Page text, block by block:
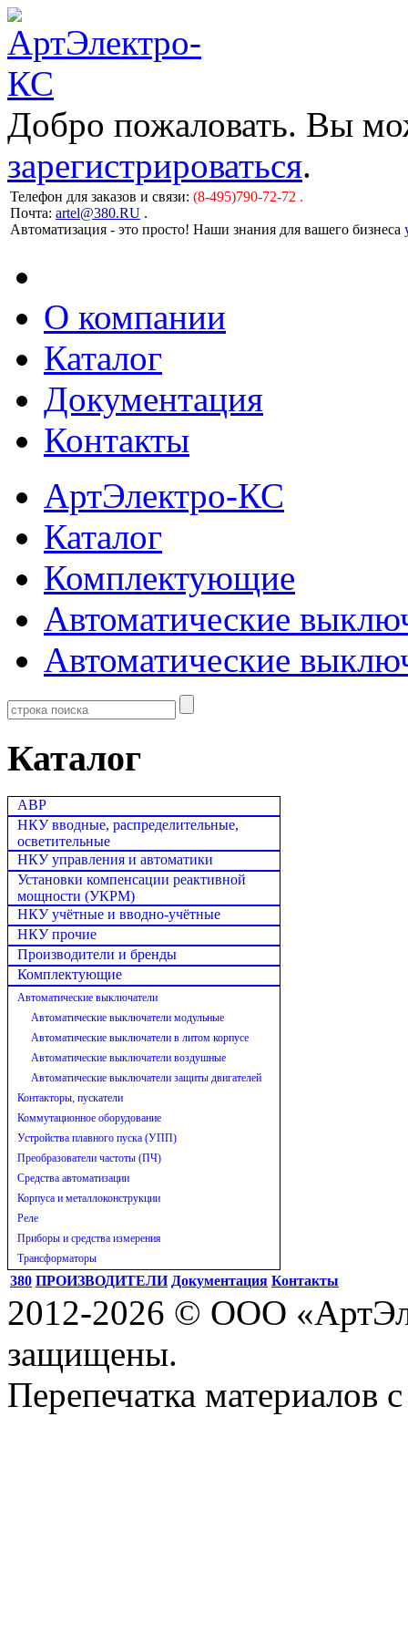
Добро пожаловать. Вы
зарегистрироваться.
Телефон для заказов и связи: (8-495)790-72-72 .
Почта: artel@380.RU .
Автоматизация - это просто! Наши знания для вашего бизнеса
О компании
Каталог
Документация
Контакты
АртЭлектро-КС
Каталог
Комплектующие
Автоматические
Автоматические
Каталог
АВР
НКУ вводные, распределительные,
осветительные
НКУ управления и автоматики
Установки компенсации реактивной
мощности (УКРМ)
НКУ учётные и вводно-учётные
НКУ прочие
Производители и бренды
Комплектующие
Автоматические выключатели
Автоматические выключатели модульные
Автоматические выключатели в литом корпусе
Автоматические выключатели воздушные
Автоматические выключатели защиты двигателей
Контакторы, пускатели
Коммутационное оборудование
Устройства плавного пуска (УПП)
Преобразователи частоты (ПЧ)
Средства автоматизации
Корпуса и металлоконструкции
Реле
Приборы и средства измерения
Трансформаторы
380 ПРОИЗВОДИТЕЛИ Документация Контакты
2012-2026 © ООО
защищены.
Перепечатка материалов